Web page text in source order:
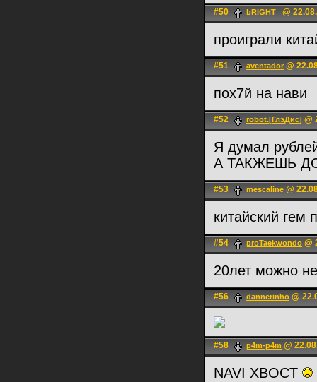
#50 bRIGHT_ @
проиграли
#51 aventador @
пох7й на нави
#52 robot.[ГлэДис] @
Я думал
А ТАКЖЕШЬ
#53 mescaline @
китайский гем
#54 proTaekwondo @
20лет можно
#56 dannerinho @
#58 p4m-p4m @
NAVI XBOCT